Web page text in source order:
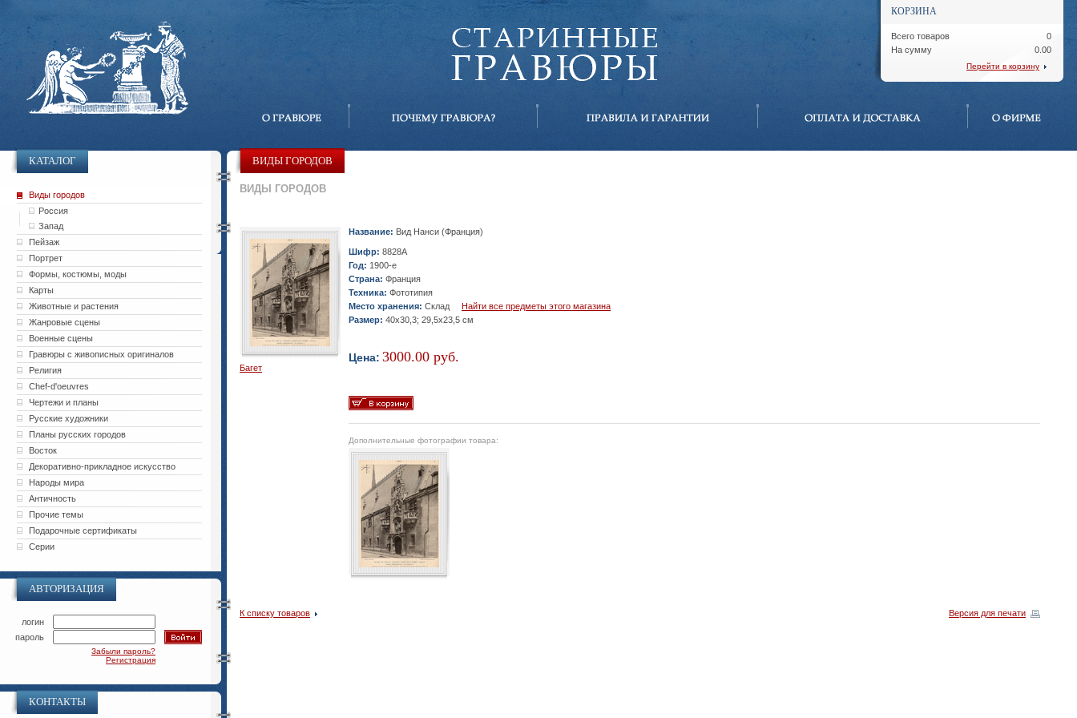
КОРЗИНА
Всего товаров
На сумму
0
0.00
Перейти в корзину
КАТАЛОГ
Виды городов
Россия
Запад
Пейзаж
Портрет
Формы, костюмы, моды
Карты
Животные и растения
Жанровые сцены
Военные сцены
Гравюры с живописных оригиналов
Религия
Chef-d'oeuvres
Чертежи и планы
Русские художники
Планы русских городов
Восток
Декоративно-прикладное искусство
Народы мира
Античность
Прочие темы
Подарочные сертификаты
Серии
АВТОРИЗАЦИЯ
логин
пароль
Забыли пароль?
Регистрация
КОНТАКТЫ
ВИДЫ ГОРОДОВ
ВИДЫ ГОРОДОВ
Багет
Название: Вид Нанси (Франция)
Шифр: 8828A
Год: 1900-е
Страна: Франция
Техника: Фототипия
Место хранения: Склад Найти все предметы этого магазина
Размер: 40х30,3; 29,5х23,5 см
Цена: 3000.00 руб.
Дополнительные фотографии товара:
К списку товаров Версия для печати